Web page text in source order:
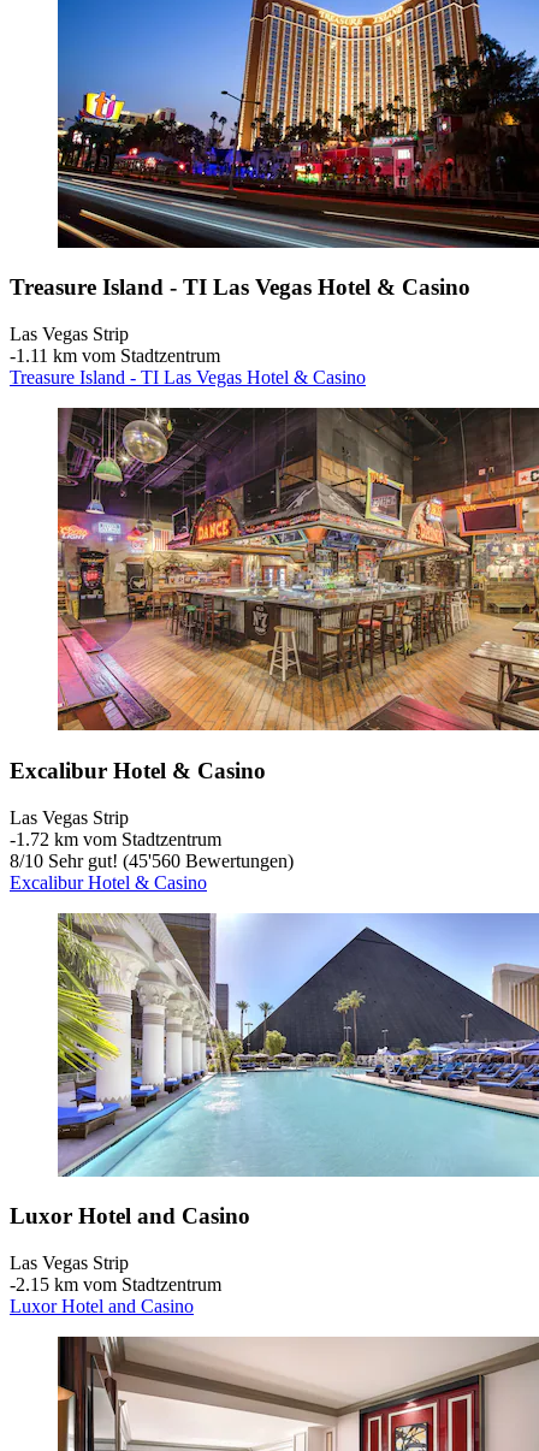
Treasure Island - TI Las Vegas Hotel & Casino
Las Vegas Strip
‐1.11 km vom Stadtzentrum
Treasure Island - TI Las Vegas Hotel & Casino
Excalibur Hotel & Casino
Las Vegas Strip
‐1.72 km vom Stadtzentrum
8/10 Sehr gut! (45'560 Bewertungen)
Excalibur Hotel & Casino
Luxor Hotel and Casino
Las Vegas Strip
‐2.15 km vom Stadtzentrum
Luxor Hotel and Casino